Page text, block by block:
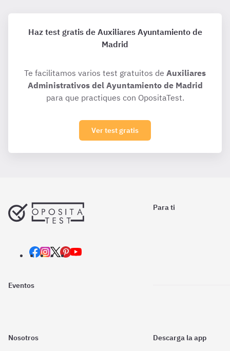
Haz test gratis de Auxiliares Ayuntamiento de
Madrid
Te facilitamos varios test gratuitos de Auxiliares
Administrativos del Ayuntamiento de Madrid
para que practiques con OpositaTest.
Ver test gratis
Para ti
Eventos
Nosotros Descarga la app